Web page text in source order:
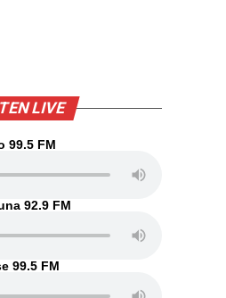
LIVE
99.5 FM
92.9 FM
99.5 FM